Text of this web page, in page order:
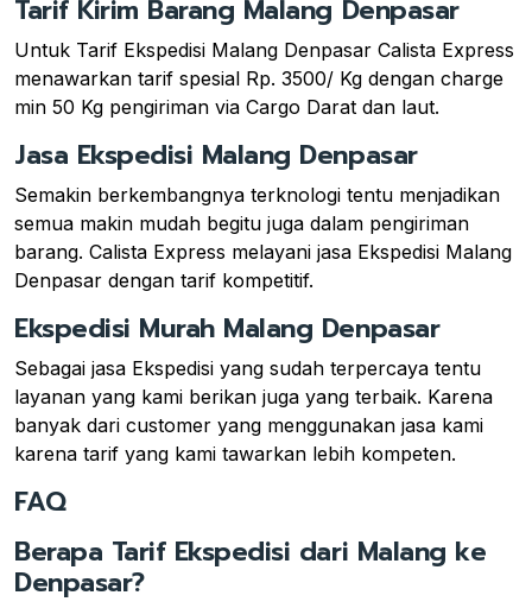
Tarif Kirim Barang Malang Denpasar
Untuk Tarif Ekspedisi Malang Denpasar Calista Express
menawarkan tarif spesial Rp. 3500/ Kg dengan charge
min 50 Kg pengiriman via Cargo Darat dan laut.
Jasa Ekspedisi Malang Denpasar
Semakin berkembangnya terknologi tentu menjadikan
semua makin mudah begitu juga dalam pengiriman
barang. Calista Express melayani jasa Ekspedisi Malang
Denpasar dengan tarif kompetitif.
Ekspedisi Murah Malang Denpasar
Sebagai jasa Ekspedisi yang sudah terpercaya tentu
layanan yang kami berikan juga yang terbaik. Karena
banyak dari customer yang menggunakan jasa kami
karena tarif yang kami tawarkan lebih kompeten.
FAQ
Berapa Tarif Ekspedisi dari Malang ke
Denpasar?